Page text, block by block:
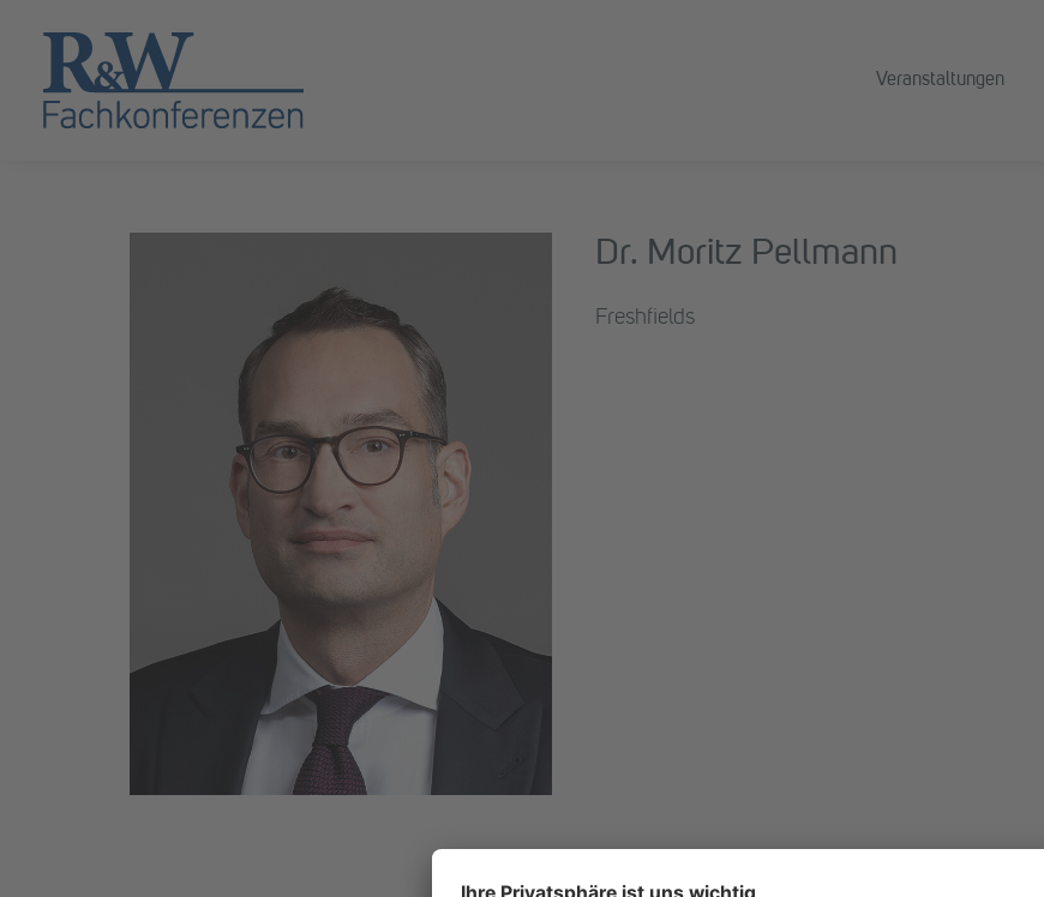
Veranstaltungen
Dr. Moritz Pellmann
Freshfields